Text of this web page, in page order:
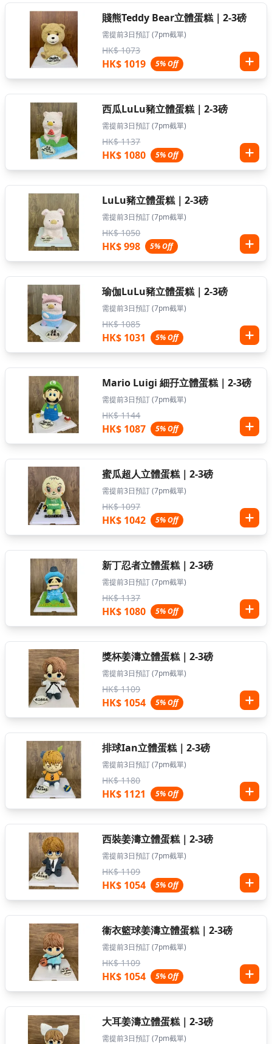
賤熊Teddy Bear立體蛋糕｜2-3磅
需提前3日預訂 (7pm截單)
HK$ 1073
HK$ 1019 5% Off
西瓜LuLu豬立體蛋糕｜2-3磅
需提前3日預訂 (7pm截單)
HK$ 1137
HK$ 1080 5% Off
LuLu豬立體蛋糕｜2-3磅
需提前3日預訂 (7pm截單)
HK$ 1050
HK$ 998 5% Off
瑜伽LuLu豬立體蛋糕｜2-3磅
需提前3日預訂 (7pm截單)
HK$ 1085
HK$ 1031 5% Off
Mario Luigi 細孖立體蛋糕｜2-3磅
需提前3日預訂 (7pm截單)
HK$ 1144
HK$ 1087 5% Off
蜜瓜超人立體蛋糕｜2-3磅
需提前3日預訂 (7pm截單)
HK$ 1097
HK$ 1042 5% Off
新丁忍者立體蛋糕｜2-3磅
需提前3日預訂 (7pm截單)
HK$ 1137
HK$ 1080 5% Off
獎杯姜濤立體蛋糕｜2-3磅
需提前3日預訂 (7pm截單)
HK$ 1109
HK$ 1054 5% Off
排球Ian立體蛋糕｜2-3磅
需提前3日預訂 (7pm截單)
HK$ 1180
HK$ 1121 5% Off
西裝姜濤立體蛋糕｜2-3磅
需提前3日預訂 (7pm截單)
HK$ 1109
HK$ 1054 5% Off
衞衣籃球姜濤立體蛋糕｜2-3磅
需提前3日預訂 (7pm截單)
HK$ 1109
HK$ 1054 5% Off
大耳姜濤立體蛋糕｜2-3磅
需提前3日預訂 (7pm截單)